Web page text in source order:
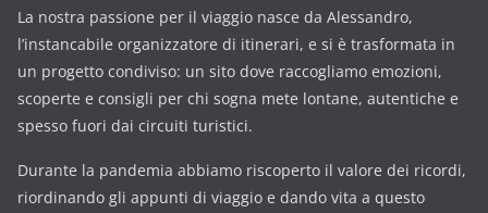
La nostra passione per il viaggio nasce da Alessandro,
l’instancabile organizzatore di itinerari, e si è trasformata in
un progetto condiviso: un sito dove raccogliamo emozioni,
scoperte e consigli per chi sogna mete lontane, autentiche e
spesso fuori dai circuiti turistici.
Durante la pandemia abbiamo riscoperto il valore dei ricordi,
riordinando gli appunti di viaggio e dando vita a questo